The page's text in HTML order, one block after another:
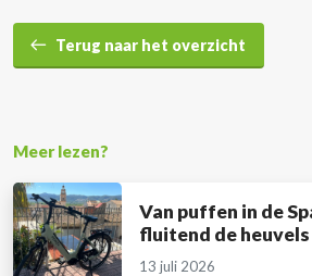
Terug naar het overzicht
Meer lezen?
Van puffen in de
fluitend de
13 juli 2026